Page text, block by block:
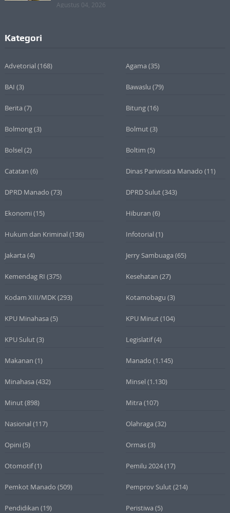
Agustus 04, 2026
Kategori
Advetorial (168) Agama (35)
BAI (3) Bawaslu (79)
Berita (7) Bitung(16)
Bolmong(3) Bolmut(3)
Bolsel (2) Boltim (5)
Catatan (6) Dinas Pariwisata Manado (11)
DPRD Manado (73) DPRD Sulut(343)
Ekonomi (15) Hiburan (6)
Hukum dan Kriminal (136) Infotorial (1)
Jakarta (4) Jerry Sambuaga (65)
Kemendag RI (375) Kesehatan (27)
Kodam XIII/MDK(293) Kotamobagu (3)
KPU Minahasa (5) KPU Minut(104)
KPU Sulut(3) Legislatif(4)
Makanan (1) Manado (1.145)
Minahasa (432) Minsel (1.130)
Minut(898) Mitra (107)
Nasional (117) Olahraga (32)
Opini (5) Ormas(3)
Otomotif(1) Pemilu 2024(17)
Pemkot Manado (509) Pemprov Sulut(214)
Pendidikan (19) Peristiwa (5)